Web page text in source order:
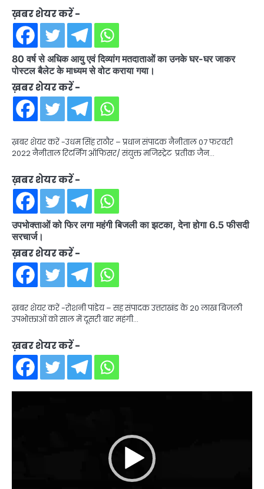
ख़बर शेयर करें -
80 वर्ष से अधिक आयु एवं दिव्यांग मतदाताओं का उनके घर-घर जाकर
पोस्टल बैलेट के माध्यम से वोट कराया गया।
ख़बर शेयर करें -
ख़बर शेयर करें -उधम सिंह राठौर – प्रधान संपादक नैनीताल 07 फरवरी
2022 नैनीताल रिटर्निंग ऑफिसर/ संयुक्त मजिस्ट्रेट प्रतीक जैन…
ख़बर शेयर करें -
उपभोक्ताओं को फिर लगा महंगी बिजली का झटका, देना होगा 6.5 फीसदी
सरचार्ज।
ख़बर शेयर करें -
ख़बर शेयर करें -रोशनी पांडेय – सह संपादक उत्तराखंड के 20 लाख बिजली
उपभोक्ताओं को साल में दूसरी बार महंगी…
ख़बर शेयर करें -